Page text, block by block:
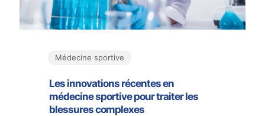
Médecine sportive
Les innovations récentes en
médecine sportive pour traiter les
blessures complexes